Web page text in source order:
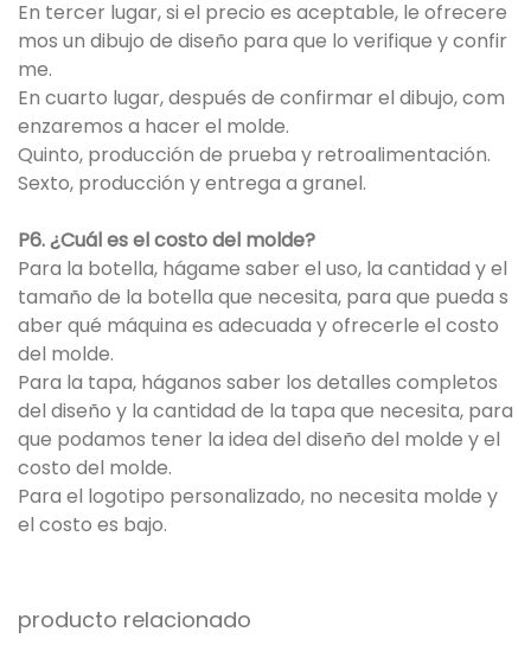
En tercer lugar, si el precio es aceptable, le ofrecere
mos un dibujo de diseño para que lo verifique y confir
me.
En cuarto lugar, después de confirmar el dibujo, com
enzaremos a hacer el molde.
Quinto, producción de prueba y retroalimentación.
Sexto, producción y entrega a granel.
P6. ¿Cuál es el costo del molde?
Para la botella, hágame saber el uso, la cantidad y el
tamaño de la botella que necesita, para que pueda s
aber qué máquina es adecuada y ofrecerle el costo
del molde.
Para la tapa, háganos saber los detalles completos
del diseño y la cantidad de la tapa que necesita, para
que podamos tener la idea del diseño del molde y el
costo del molde.
Para el logotipo personalizado, no necesita molde y
el costo es bajo.
producto relacionado